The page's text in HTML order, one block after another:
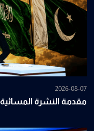
2026-08-07
مقدمة النشرة المسائية 07-08-2026